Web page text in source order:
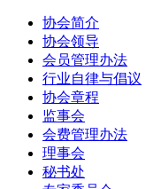
协会简介
协会领导
会员管理办法
行业自律与倡议
协会章程
监事会
会费管理办法
理事会
秘书处